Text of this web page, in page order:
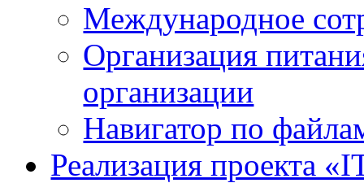
Международное
Организация
организации
Навигатор по
Реализация проекта